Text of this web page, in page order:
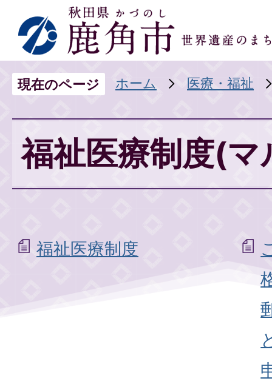
現在のページ ホーム 医療・福祉
福祉医療制度(マ
福祉医療制度